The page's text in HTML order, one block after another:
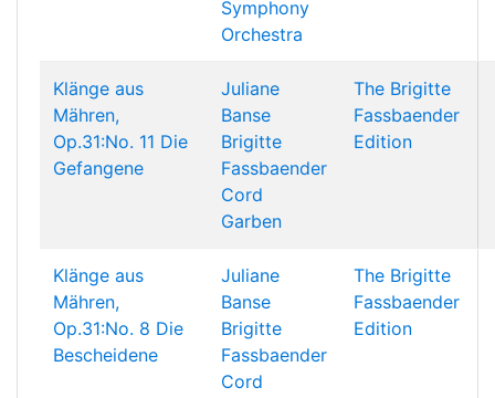
Symphony
Orchestra
Klänge aus
Mähren,
Op.31:No. 11 Die
Gefangene
Juliane
Banse
Brigitte
Fassbaender
Cord
Garben
The Brigitte
Fassbaender
Edition
Klänge aus
Mähren,
Op.31:No. 8 Die
Bescheidene
Juliane
Banse
Brigitte
Fassbaender
Cord
The Brigitte
Fassbaender
Edition